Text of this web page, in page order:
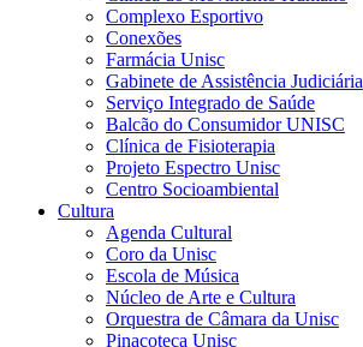
Complexo Esportivo
Conexões
Farmácia Unisc
Gabinete de Assistência Judiciária
Serviço Integrado de Saúde
Balcão do Consumidor UNISC
Clínica de Fisioterapia
Projeto Espectro Unisc
Centro Socioambiental
Cultura
Agenda Cultural
Coro da Unisc
Escola de Música
Núcleo de Arte e Cultura
Orquestra de Câmara da Unisc
Pinacoteca Unisc